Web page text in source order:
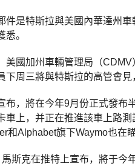
件是特斯拉與美國內華達州
悉。
美國加州車輛管理局（
下周三將與特斯拉的高管會見
布，將在今年9月份正式發布
車上，并正在推進該車上路
和Alphabet旗下Waymo也在
斯克在推特上宣布，將于今